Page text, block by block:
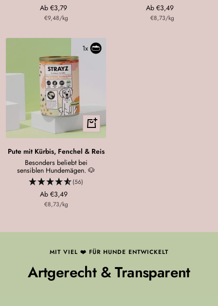
Angebotspreis
Ab €3,79
€9,48/kg
Angebotspreis
Ab €3,49
€8,73/kg
Schnellansicht
1x
Pute mit Kürbis, Fenchel & Reis
Besonders beliebt bei
sensiblen Hundemägen. 🐶
(56)
Angebotspreis
Ab €3,49
€8,73/kg
MIT VIEL ❤️ FÜR HUNDE ENTWICKELT
Artgerecht & Transparent